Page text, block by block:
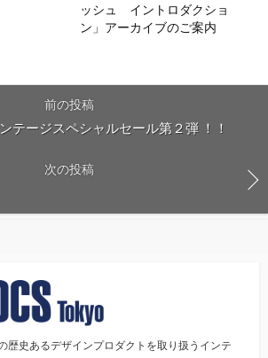
ッシュ イントロダクショ
ン」アーカイブのご案内
前の投稿
テージスペシャルセール第２弾 ！！
次の投稿
歴史あるデザインプロダクトを取り扱うインテ